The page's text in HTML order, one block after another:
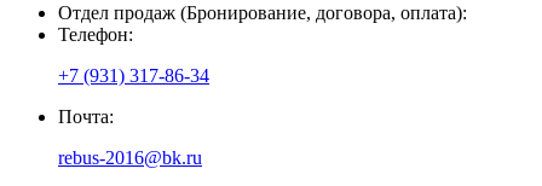
Отдел продаж (Бронирование, договора, оплата):
Телефон:
+7 (931) 317-86-34
Почта:
rebus-2016@bk.ru